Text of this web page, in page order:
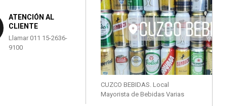
ATENCIÓN AL
CLIENTE
Llamar 011 15-2636-
9100
CUZCO BEBIDAS. Local
Mayorista de Bebidas Varias